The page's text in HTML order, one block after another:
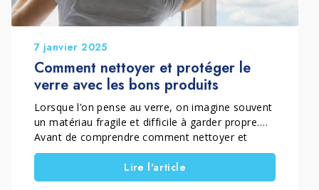
7 janvier 2025
Comment nettoyer et protéger le
verre avec les bons produits
Lorsque l’on pense au verre, on imagine souvent
un matériau fragile et difficile à garder propre.
Avant de comprendre comment nettoyer et
protéger le verre, il est essentiel de savoir
pourquoi ce matériau demande une attention
constante. Il est également important d’identifier
Lire l'article